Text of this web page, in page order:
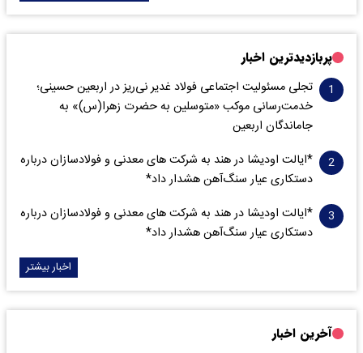
پربازدیدترین اخبار
تجلی مسئولیت اجتماعی فولاد غدیر نی‌ریز در اربعین حسینی؛
خدمت‌رسانی موکب «متوسلین به حضرت زهرا(س)» به
جاماندگان اربعین
*ایالت اودیشا در هند به شرکت های معدنی و فولادسازان درباره
دستکاری عیار سنگ‌آهن هشدار داد*
*ایالت اودیشا در هند به شرکت های معدنی و فولادسازان درباره
دستکاری عیار سنگ‌آهن هشدار داد*
اخبار بیشتر
آخرین اخبار